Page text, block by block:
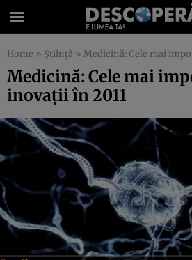
Home » Știință » Medicină: Cele mai
Medicină: Cele mai
inovaţii în 2011